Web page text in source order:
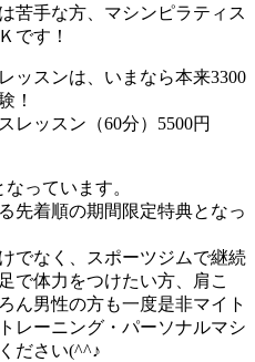
苦手な方、マシンピラティス
です！
ッスンは、いまなら本来3300
！
レッスン（60分）5500円
っています。
先着順の期間限定特典となっ
でなく、スポーツジムで継続
で体力をつけたい方、肩こ
ん男性の方も一度是非マイト
レーニング・パーソナルマシ
ださい(^^♪